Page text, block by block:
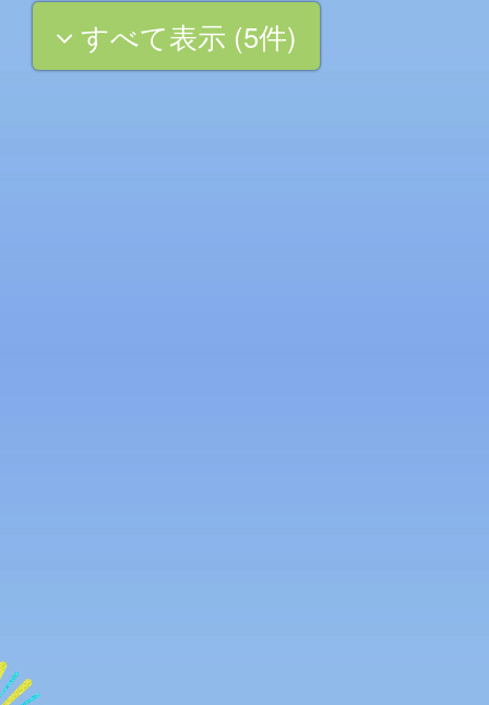
すべて表示 (5件)